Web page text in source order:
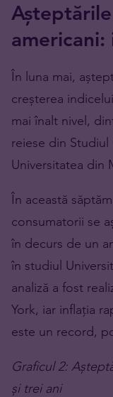
În luna mai,
creșterea
mai înalt nivel,
reiese din
Universitatea din
În această
consumatorii se
în decurs de un
în ​​studiul
analiză a fost
York, iar inflația
este un record,
Graficul 2:
și trei ani